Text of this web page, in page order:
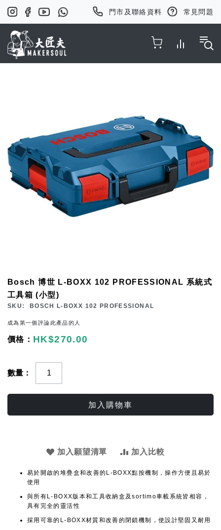
門市及聯絡資料 常見問題
Bosch 博世 L-BOXX 102 PROFESSIONAL 系統式
工具箱 (小型)
SKU BOSCH L-BOXX 102 PROFESSIONAL
成為第一個評論此產品的人
HK$270.00
數量
加入購物車
加入願望清單 加入比較
易於開啟的堆疊盒和改善的L-BOXX點按機制，操作方便且易於
使用
與所有L-BOXX版本和工具收納盒及sortimo車載系統皆相容，
具有完全的靈活性
採用可靠的L-BOXX材質和改善的閉鎖機制，使設計堅固又耐用
images
gallery
the
of
the